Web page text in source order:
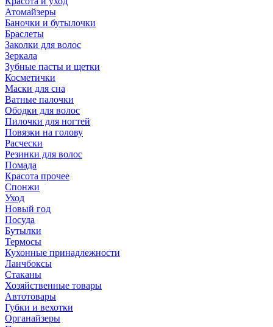
Атомайзеры
Баночки и бутылочки
Браслеты
Заколки для волос
Зеркала
Зубные пасты и щетки
Косметички
Маски для сна
Ватные палочки
Ободки для волос
Пилочки для ногтей
Повязки на голову
Расчески
Резинки для волос
Помада
Красота прочее
Спонжи
Уход
Новый год
Посуда
Бутылки
Термосы
Кухонные принадлежности
Ланчбоксы
Стаканы
Хозяйственные товары
Автотовары
Губки и вехотки
Органайзеры